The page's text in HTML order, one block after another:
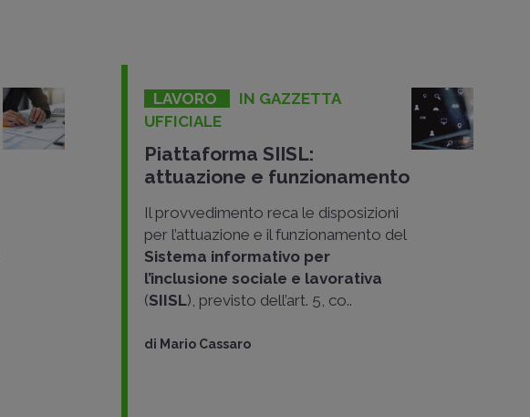
LAVORO
IN GAZZETTA
UFFICIALE
Piattaforma SIISL:
attuazione e funzionamento
Il provvedimento reca le disposizioni
per l’attuazione e il funzionamento del
Sistema informativo per
l’inclusione sociale e lavorativa
(SIISL), previsto dell’art. 5, co..
di Mario Cassaro